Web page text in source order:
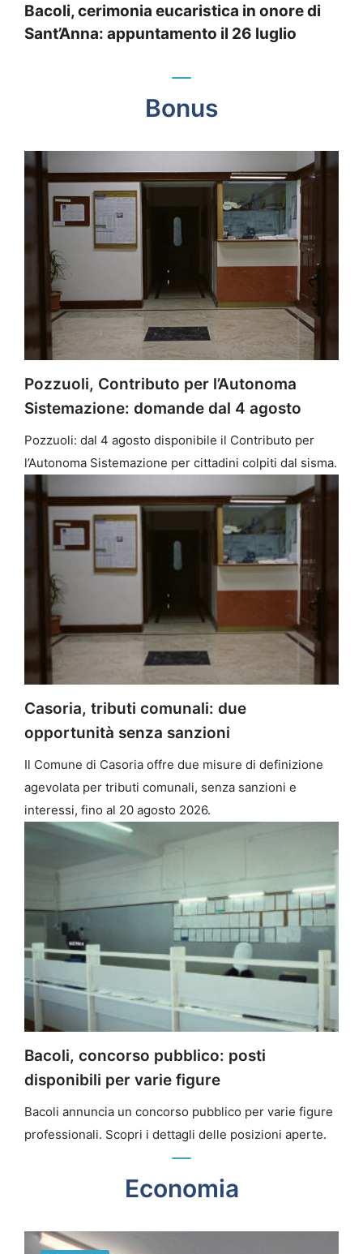
Bacoli, cerimonia eucaristica in onore di
Sant’Anna: appuntamento il 26 luglio
Bonus
Pozzuoli, Contributo per l’Autonoma
Sistemazione: domande dal 4 agosto
Pozzuoli: dal 4 agosto disponibile il Contributo per
l’Autonoma Sistemazione per cittadini colpiti dal sisma.
Casoria, tributi comunali: due
opportunità senza sanzioni
Il Comune di Casoria offre due misure di definizione
agevolata per tributi comunali, senza sanzioni e
interessi, fino al 20 agosto 2026.
Bacoli, concorso pubblico: posti
disponibili per varie figure
Bacoli annuncia un concorso pubblico per varie figure
professionali. Scopri i dettagli delle posizioni aperte.
Economia